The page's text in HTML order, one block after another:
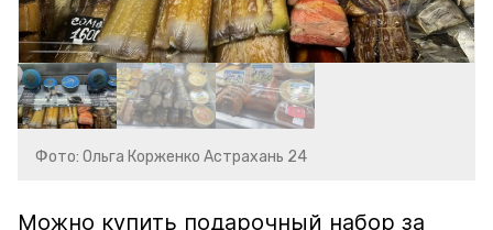
Фото: Ольга Корженко Астрахань 24
Можно купить подарочный набор за